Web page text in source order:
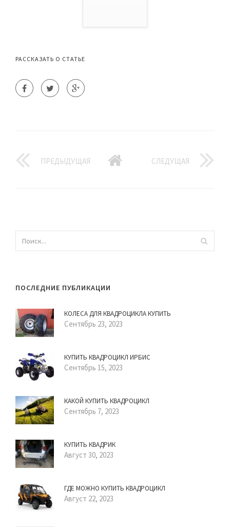
РАССКАЗАТЬ О СТАТЬЕ
ПРЕДЫДУЩАЯ СЛЕДУЩАЯ
ПОСЛЕДНИЕ ПУБЛИКАЦИИ
КОЛЕСА ДЛЯ КВАДРОЦИКЛА КУПИТЬ
Сентябрь 23, 2023
КУПИТЬ КВАДРОЦИКЛ ИРБИС
Сентябрь 15, 2023
КАКОЙ КУПИТЬ КВАДРОЦИКЛ
Сентябрь 7, 2023
КУПИТЬ КВАДРИК
Август 30, 2023
ГДЕ МОЖНО КУПИТЬ КВАДРОЦИКЛ
Август 22, 2023